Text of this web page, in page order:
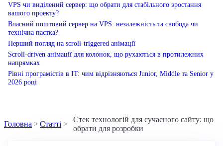
VPS чи виділений сервер: що обрати для стабільного зростання
вашого проекту?
Власний поштовий сервер на VPS: незалежність та свобода чи
технічна пастка?
Перший погляд на scroll-triggered анімації
Scroll-driven анімації для колонок, що рухаються в протилежних
напрямках
Рівні програмістів в IT: чим відрізняються Junior, Middle та Senior у
2026 році
Головна Статті
Стек технологій для сучасного сайту: що
обрати для розробки